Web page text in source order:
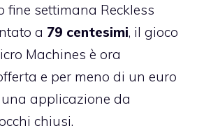
fine settimana Reckless
a 79 centesimi, il gioco
Machines è ora
e per meno di un euro
applicazione da
chiusi.